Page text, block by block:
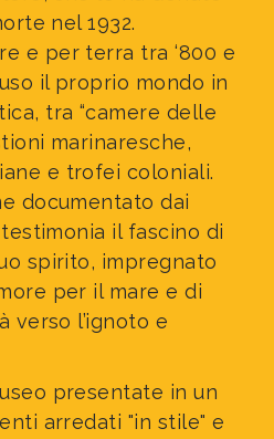
nel 1932.
e per terra tra ‘800 e
il proprio mondo in
tra “camere delle
marinaresche,
e trofei coloniali.
documentato dai
il fascino di
spirito, impregnato
per il mare e di
verso l’ignoto e
presentate in un
arredati "in stile" e